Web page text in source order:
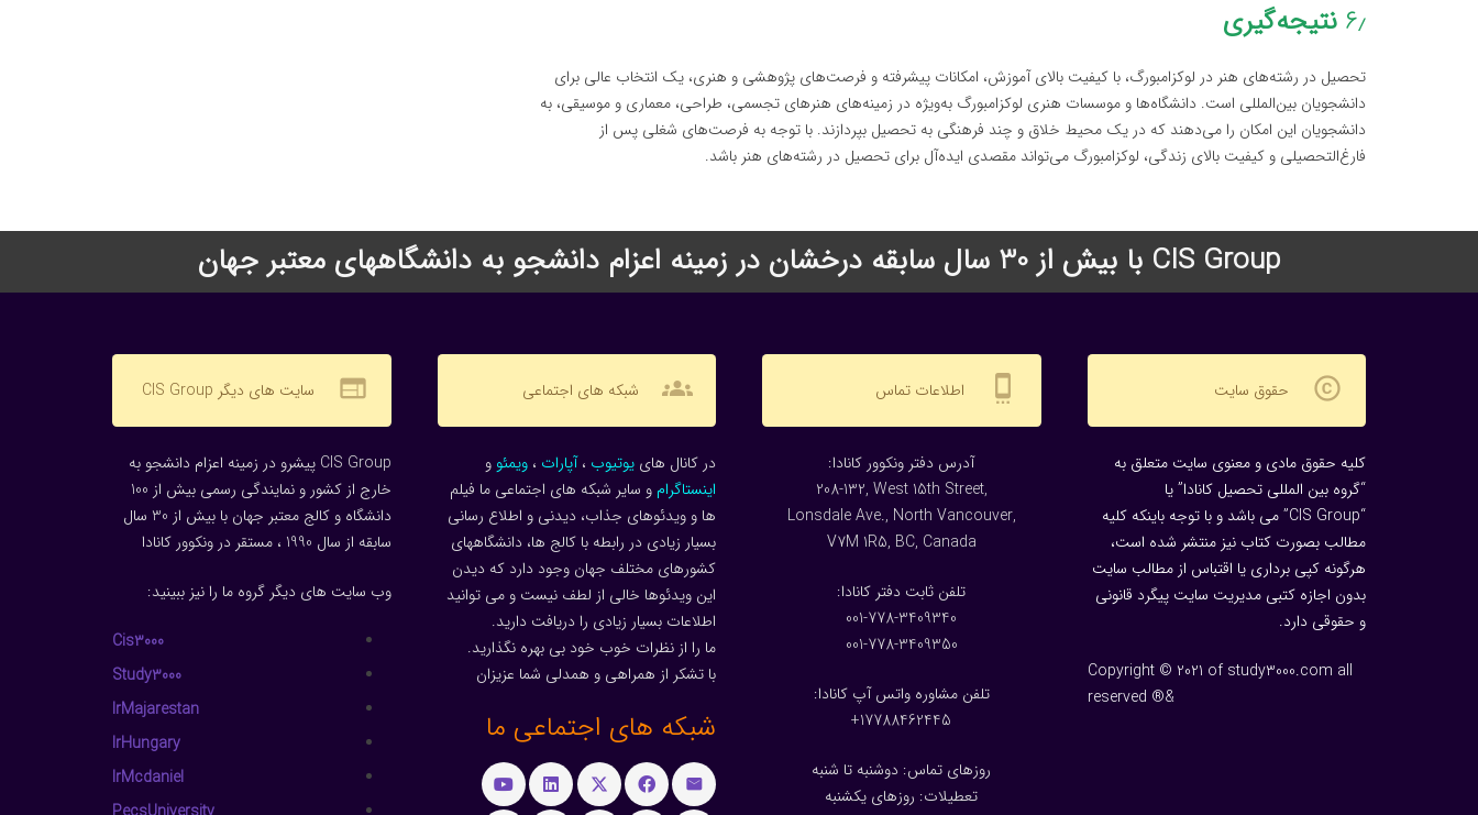
۶٫ نتیجه‌گیری
تحصیل در رشته‌های هنر در لوکزامبورگ، با کیفیت بالای آموزش، امکانات پیشرفته و فرصت‌های پژوهشی و هنری، یک انتخاب عالی برای
دانشجویان بین‌المللی است. دانشگاه‌ها و موسسات هنری لوکزامبورگ به‌ویژه در زمینه‌های هنرهای تجسمی، طراحی، معماری و موسیقی، به
دانشجویان این امکان را می‌دهند که در یک محیط خلاق و چند فرهنگی به تحصیل بپردازند. با توجه به فرصت‌های شغلی پس از
فارغ‌التحصیلی و کیفیت بالای زندگی، لوکزامبورگ می‌تواند مقصدی ایده‌آل برای تحصیل در رشته‌های هنر باشد.
CIS Group با بیش از 30 سال سابقه درخشان در زمینه اعزام دانشجو به دانشگاههای معتبر جهان
copyright حقوق سایت
کلیه حقوق مادی و معنوی سایت متعلق به
“گروه بین المللی تحصیل کانادا” یا
“CIS Group” می باشد و با توجه باینکه کلیه
مطالب بصورت کتاب نیز منتشر شده است،
هرگونه كپی برداری یا اقتباس از مطالب سایت
بدون اجازه كتبی مدیریت سایت پیگرد قانونی
و حقوقی دارد.
Copyright © 2021 of study3000.com all
reserved ®&
settings_cell اطلاعات تماس
:آدرس دفتر ونکوور کانادا
208-132, West 15th Street,
Lonsdale Ave., North Vancouver,
V7M 1R5, BC, Canada
:تلفن ثابت دفتر کانادا
001-778-3409340
001-778-3409350
تلفن مشاوره واتس آپ کانادا:
17788462445+
روزهای تماس: دوشنبه تا شنبه
تعطیلات: روزهای یکشنبه
groups شبکه های اجتماعی
در کانال های یوتیوب ، آپارات ، ویمئو و
اینستاگرام و سایر شبکه های اجتماعی ما فیلم
ها و ویدئوهای جذاب، دیدنی و اطلاع رسانی
بسیار زیادی در رابطه با کالج ها، دانشگاههای
کشورهای مختلف جهان وجود دارد که دیدن
این ویدئوها خالی از لطف نیست و می توانید
اطلاعات بسیار زیادی را دریافت دارید.
ما را از نظرات خوب خود بی بهره نگذارید.
با تشکر از همراهی و همدلی شما عزیزان
شبکه های اجتماعی ما
web سایت های دیگر CIS Group
CIS Group پیشرو در زمینه اعزام دانشجو به
خارج از کشور و نمایندگی رسمی بیش از 100
دانشگاه و کالج معتبر جهان با بیش از 30 سال
سابقه از سال 1990 ، مستقر در ونکوور کانادا
وب سایت های دیگر گروه ما را نیز ببینید:
Cis3000
Study3000
IrMajarestan
IrHungary
IrMcdaniel